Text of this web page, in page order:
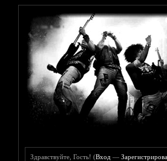
Здравствуйте, Гость! (Вход —